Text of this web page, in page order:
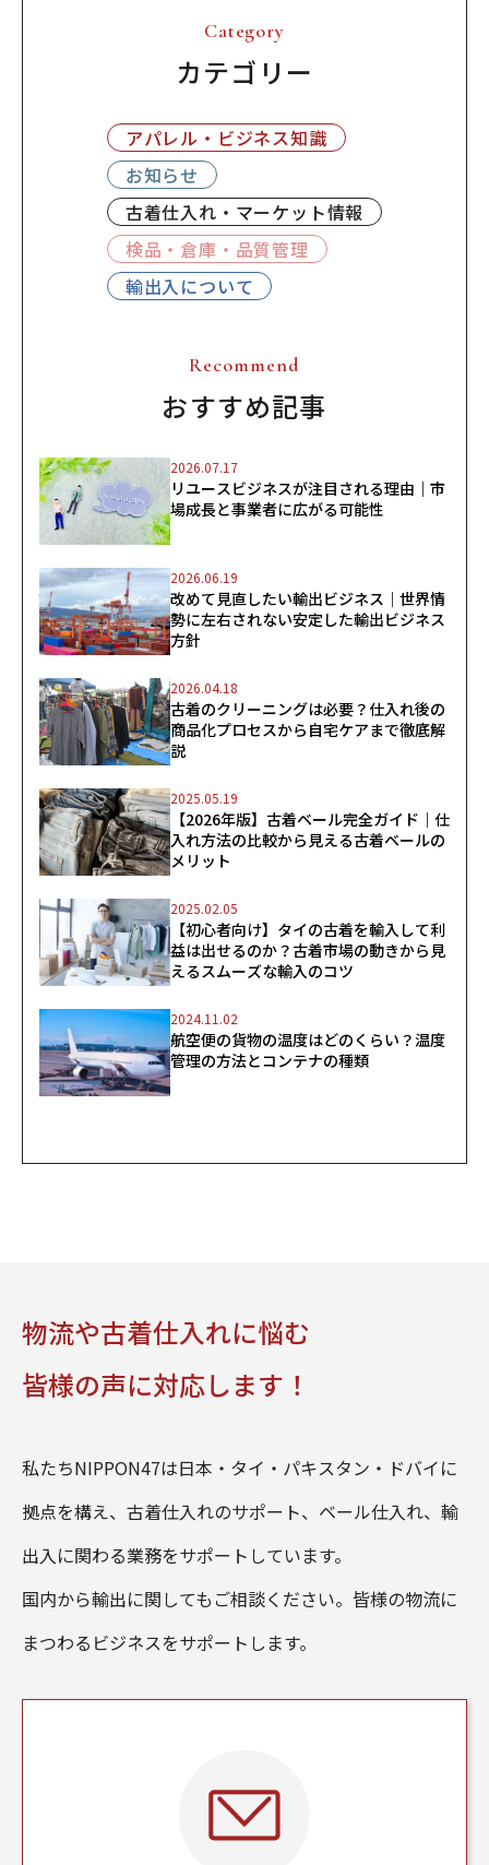
Category
カテゴリー
アパレル・ビジネス知識
お知らせ
古着仕入れ・マーケット情報
検品・倉庫・品質管理
輸出入について
Recommend
おすすめ記事
2026.07.17
リユースビジネスが注目される理由｜市
場成長と事業者に広がる可能性
2026.06.19
改めて見直したい輸出ビジネス｜世界情
勢に左右されない安定した輸出ビジネス
方針
2026.04.18
古着のクリーニングは必要？仕入れ後の
商品化プロセスから自宅ケアまで徹底解
説
2025.05.19
【2026年版】古着ベール完全ガイド｜仕
入れ方法の比較から見える古着ベールの
メリット
2025.02.05
【初心者向け】タイの古着を輸入して利
益は出せるのか？古着市場の動きから見
えるスムーズな輸入のコツ
2024.11.02
航空便の貨物の温度はどのくらい？温度
管理の方法とコンテナの種類
物流や古着仕入れに悩む
皆様の声に対応します！
私たちNIPPON47は日本・タイ・パキスタン・ドバイに
拠点を構え、古着仕入れのサポート、ベール仕入れ、輸
出入に関わる業務をサポートしています。
国内から輸出に関してもご相談ください。皆様の物流に
まつわるビジネスをサポートします。